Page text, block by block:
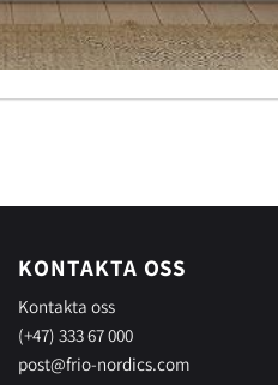
KONTAKTA OSS
Kontakta oss
(+47) 333 67 000
post@frio-nordics.com